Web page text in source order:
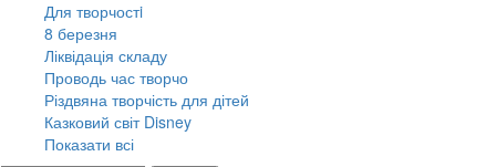
Для творчостi
8 березня
Ліквідація складу
Проводь час творчо
Різдвяна творчість для дітей
Казковий світ Disney
Показати всі